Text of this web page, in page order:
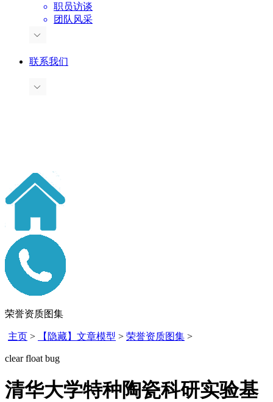
职员访谈
团队风采
联系我们
荣誉资质图集
主页 > 【隐藏】文章模型 > 荣誉资质图集 >
clear float bug
清华大学特种陶瓷科研实验基